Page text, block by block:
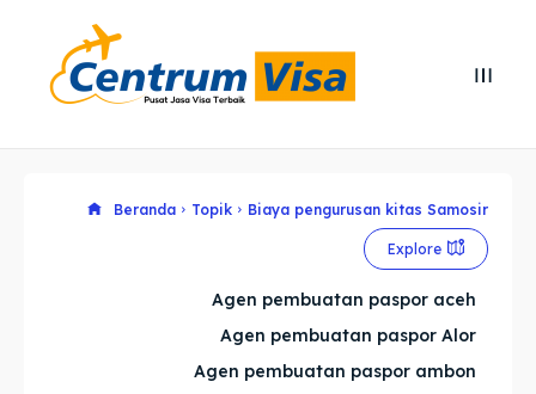
Cari
Cari
Explore our destinations
Explore our destinations
Beranda Topik Biaya pengurusan kitas Samosir
Explore
Agen pembuatan paspor aceh
Agen pembuatan paspor Alor
Agen pembuatan paspor ambon